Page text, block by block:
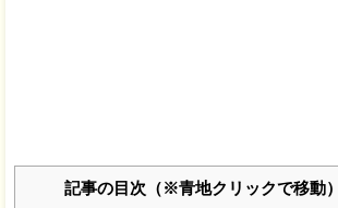
記事の目次（※青地クリックで移動）